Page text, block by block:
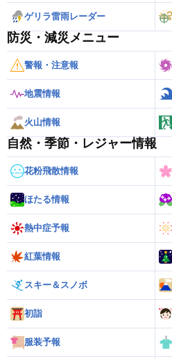
ゲリラ雷雨レーダー
防災・減災メニュー
警報・注意報
地震情報
火山情報
自然・季節・レジャー情報
花粉飛散情報
ほたる情報
熱中症予報
紅葉情報
スキー＆スノボ
初詣
服装予報